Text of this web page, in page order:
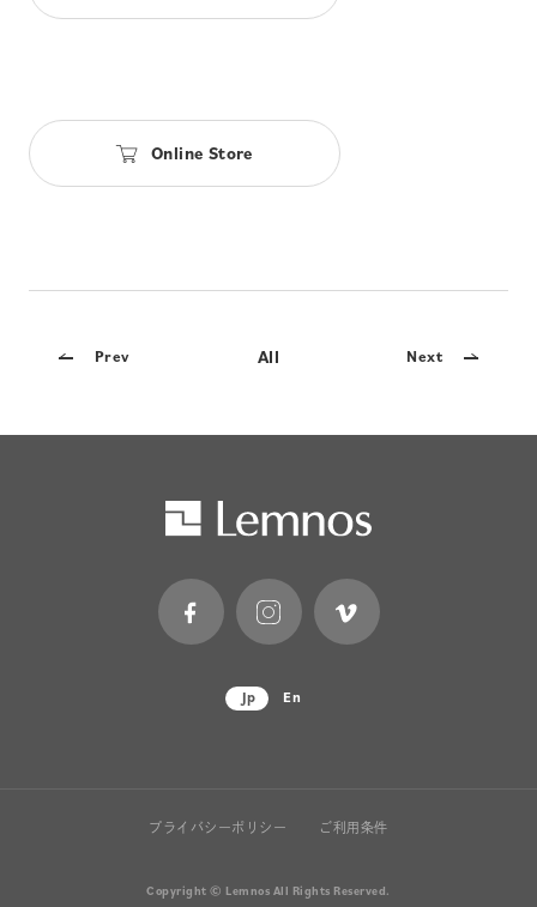
Online Store
Prev All Next
Jp En
プライバシーポリシー ご利用条件
Copyright © Lemnos All Rights Reserved.